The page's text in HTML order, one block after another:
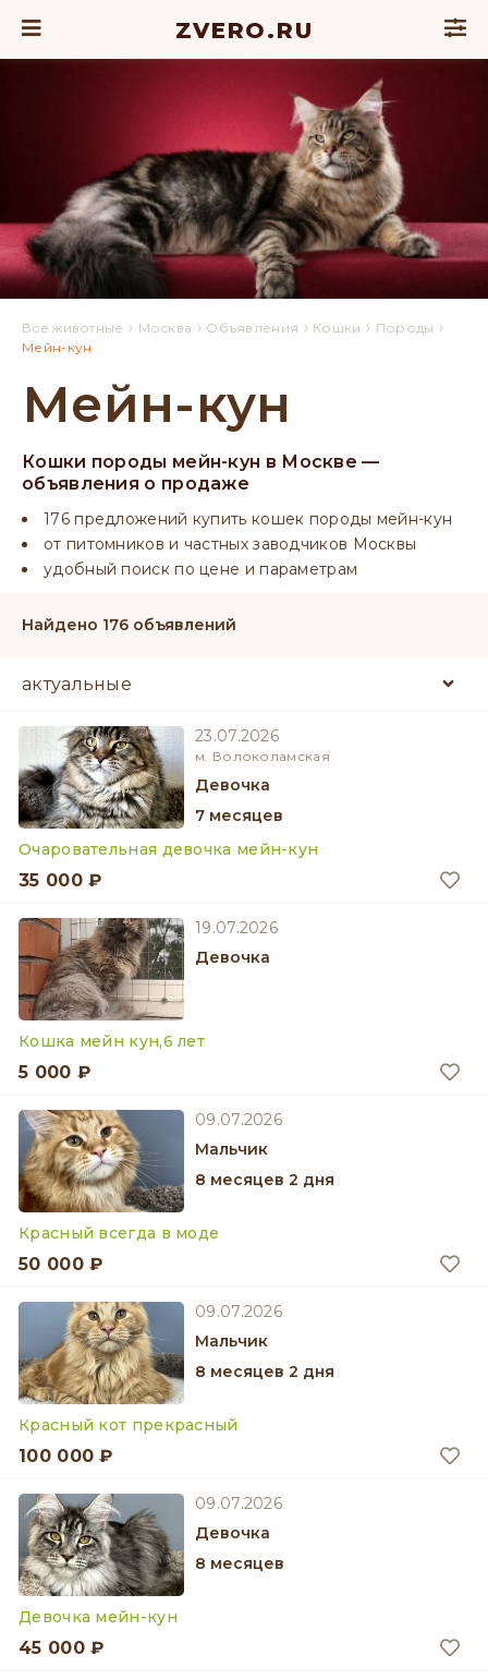
ZVERO.RU
Все животные › Москва › Объявления › Кошки › Породы ›
Мейн-кун
Мейн-кун
Кошки породы мейн-кун в Москве —
объявления о продаже
176 предложений купить кошек породы мейн-кун
от питомников и частных заводчиков Москвы
удобный поиск по цене и параметрам
Найдено 176 объявлений
23.07.2026
м. Волоколамская
девочка
7 месяцев
Очаровательная девочка мейн-кун
35 000 ₽
19.07.2026
девочка
Кошка мейн кун,6 лет
5 000 ₽
09.07.2026
мальчик
8 месяцев 2 дня
Красный всегда в моде
50 000 ₽
09.07.2026
мальчик
8 месяцев 2 дня
Красный кот прекрасный
100 000 ₽
09.07.2026
девочка
8 месяцев
Девочка мейн-кун
45 000 ₽